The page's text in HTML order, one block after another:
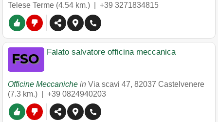
Telese Terme (4.54 km.) | +39 3271834815
Falato salvatore officina meccanica
Officine Meccaniche in Via scavi 47, 82037 Castelvenere
(7.3 km.) | +39 0824940203